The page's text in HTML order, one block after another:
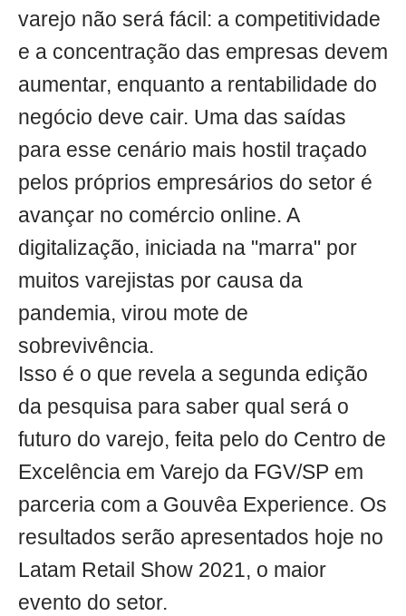
varejo não será fácil: a competitividade
e a concentração das empresas devem
aumentar, enquanto a rentabilidade do
negócio deve cair. Uma das saídas
para esse cenário mais hostil traçado
pelos próprios empresários do setor é
avançar no comércio online. A
digitalização, iniciada na "marra" por
muitos varejistas por causa da
pandemia, virou mote de
sobrevivência.
Isso é o que revela a segunda edição
da pesquisa para saber qual será o
futuro do varejo, feita pelo do Centro de
Excelência em Varejo da FGV/SP em
parceria com a Gouvêa Experience. Os
resultados serão apresentados hoje no
Latam Retail Show 2021, o maior
evento do setor.